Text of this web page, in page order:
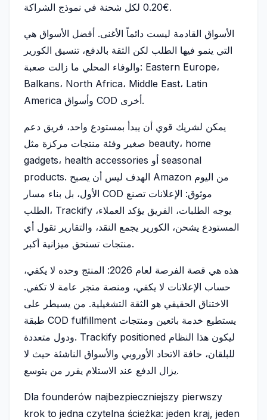
€0.20 لكل شحنة في نموذج الشراكة.
الأسواق القادمة ليست دائماً الأغنى. أفضل الأسواق هي
التي ينمو فيها الطلب لكن الثقة بالدفع، تنسيق الكورير
والوفاء المحلي ما زالت صعبة: Eastern Europe،
Balkans، North Africa، Middle East، Latin
America وأسواق COD أخرى.
يمكن لشريك قوي أن يبدأ بمستودع واحد، فريق دعم
صغير وفئة منتجات مركزة مثل beauty، home
gadgets، health accessories أو seasonal
products. الهدف ليس أن يصبح Amazon من اليوم
الأول، بل بناء مسار COD موثوق: الإعلانات تصنع
الطلب، Trackify يوجه الطلبات، الفريق يؤكد العملاء،
المستودع يشحن، الكورير يجمع النقد، والتقارير تقول أي
منتجات تستحق ميزانية أكبر.
هذه هي قصة الفرصة لعام 2026: المنتج وحده لا يكفي،
حساب الإعلانات لا يكفي، ومنصة متجر عامة لا تكفي.
الاختناق الحقيقي هو الثقة التشغيلية. من يسيطر على
طبقة COD fulfillment يستطيع خدمة بائعين ومنتجات
ودول متعددة. Trackify positioned ليكون هذا النظام
للبلقان، حافة الاتحاد الأوروبي والأسواق الناشئة حيث لا
يزال الدفع عند الاستلام يقرر من يتوسع.
Dla founderów najbezpieczniejszy pierwszy
krok to jedna czytelna ścieżka: jeden kraj, jeden